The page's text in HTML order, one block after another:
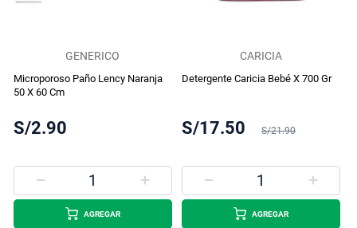
GENERICO
Microporoso Paño Lency Naranja
50 X 60 Cm
S/2.90
AGREGAR
CARICIA
Detergente Caricia Bebé X 700 Gr
S/17.50 S/21.90
AGREGAR